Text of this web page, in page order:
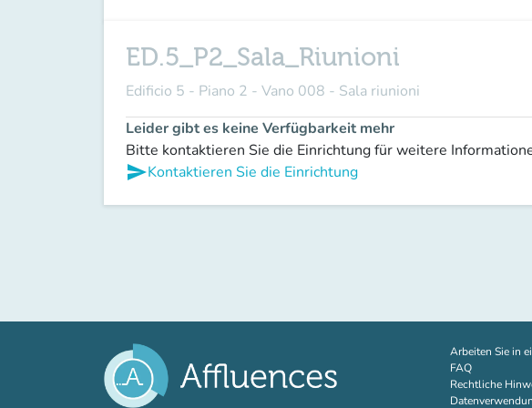
ED.5_P2_Sala_Riunioni
Edificio 5 - Piano 2 - Vano 008 - Sala riunioni
Leider gibt es keine Verfügbarkeit mehr
Bitte kontaktieren Sie die Einrichtung für weitere
sendKontaktieren Sie die Einrichtung
Arbeiten Sie in
FAQ
Rechtliche